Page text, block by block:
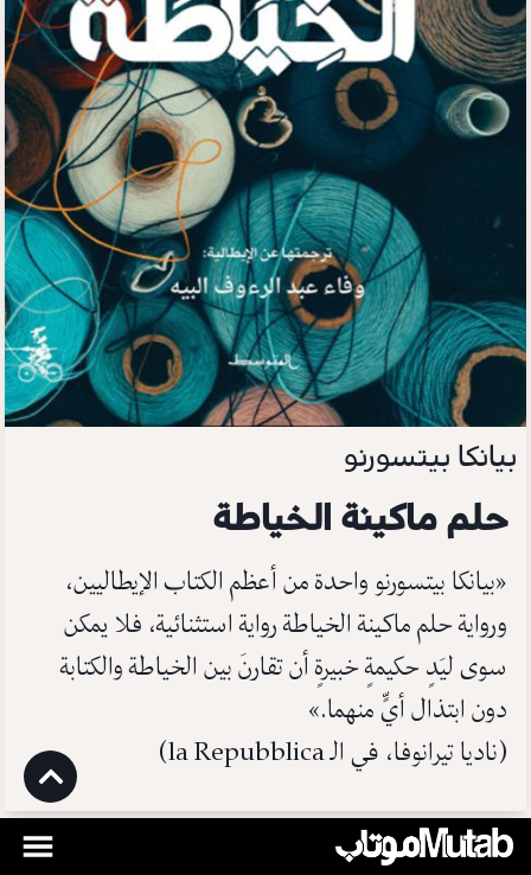
بيانكا بيتسورنو
حلم ماكينة الخياطة
«بيانكا بيتسورنو واحدة من أعظم الكتاب الإيطاليين،
ورواية حلم ماكينة الخياطة رواية استثنائية، فلا يمكن
سوى ليَدٍ حكيمةٍ خبيرةٍ أن تقارنَ بين الخياطة والكتابة
دون ابتذال أيٍّ منهما.»
(ناديا تيرانوفا، في الـ la Repubblica)